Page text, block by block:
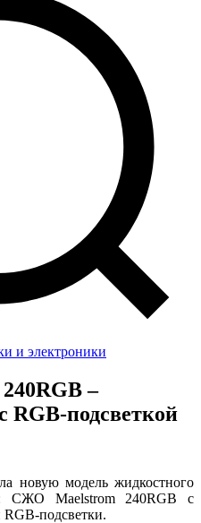
и электроники
–
RGB-подсветкой
новую модель жидкостного
СЖО Maelstrom 240RGB с
подсветки.